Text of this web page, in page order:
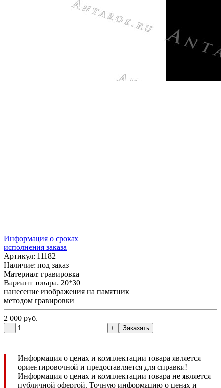
Информация о сроках
исполнения заказа
Артикул: 11182
Наличие: под заказ
Материал: гравировка
Вариант товара: 20*30
нанесение изображения на памятник
методом гравировки
2 000 руб.
Информация о ценах и комплектации товара является
ориентировочной и предоставляется для справки!
Информация о ценах и комплектации товара не является
публичной офертой. Точную информацию о ценах и